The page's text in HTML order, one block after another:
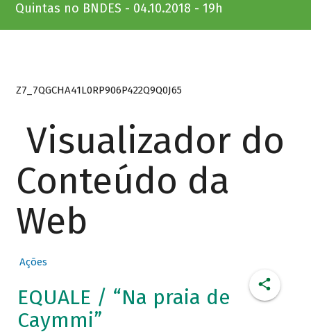
Quintas no BNDES - 04.10.2018 - 19h
Z7_7QGCHA41L0RP906P422Q9Q0J65
Visualizador do
Conteúdo da
Web
Ações
EQUALE / “Na praia de
Caymmi”